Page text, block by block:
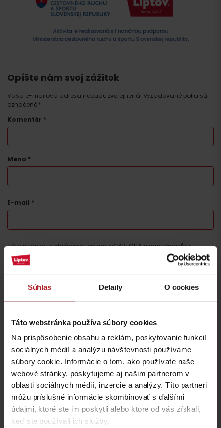
Súhlas Detaily O cookies
Táto webstránka používa súbory cookies
Na prispôsobenie obsahu a reklám, poskytovanie funkcií
sociálnych médií a analýzu návštevnosti používame
súbory cookie. Informácie o tom, ako používate naše
webové stránky, poskytujeme aj našim partnerom v
oblasti sociálnych médií, inzercie a analýzy. Títo partneri
môžu príslušné informácie skombinovať s ďalšími
údajmi, ktoré ste im poskytli alebo ktoré od vás získali,
keď ste používali ich služby.
Opíšte nám svoj zážitok
Vaša e-mailová adresa nebude zverejnená. Vyžadované polia sú
označené *
Komentár *
Meno *
E-mail *
Táto stránka je chránená testom reCAPTCHA a spoločnosťou
Google.
Nezabudnite si prečítať aj ďalšie články
Lokálne dobroty, ktoré
musíte na Liptove
ochutnať
región Liptov
Chládok na Liptove
verzus rozpálený
panelák
región Liptov
Príchod